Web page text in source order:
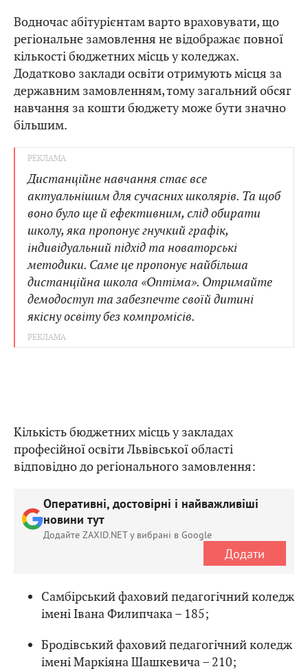
Водночас абітурієнтам варто враховувати, що
регіональне замовлення не відображає повної
кількості бюджетних місць у коледжах.
Додатково заклади освіти отримують місця за
державним замовленням, тому загальний обсяг
навчання за кошти бюджету може бути значно
більшим.
Дистанційне навчання стає все
актуальнішим для сучасних школярів. Та щоб
воно було ще й ефективним, слід обирати
школу, яка пропонує гнучкий графік,
індивідуальний підхід та новаторські
методики. Саме це пропонує найбільша
дистанційна школа «Оптіма». Отримайте
демодоступ та забезпечте своїй дитині
якісну освіту без компромісів.
Кількість бюджетних місць у закладах
професійної освіти Львівської області
відповідно до регіонального замовлення:
Оперативні, достовірні і найважливіші
новини тут
Додайте ZAXID.NET у вибрані в Google
Додати
Самбірський фаховий педагогічний коледж
імені Івана Филипчака – 185;
Бродівський фаховий педагогічний коледж
імені Маркіяна Шашкевича – 210;